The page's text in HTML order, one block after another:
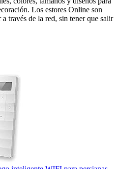
Los estores Online son
través de la red, sin tener que salir